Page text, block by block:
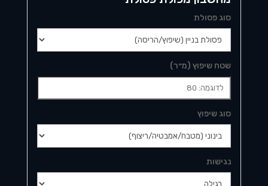
סוג פסולת
שטח שיפוץ (מ״ר)
סוג שיפוץ
נגישות